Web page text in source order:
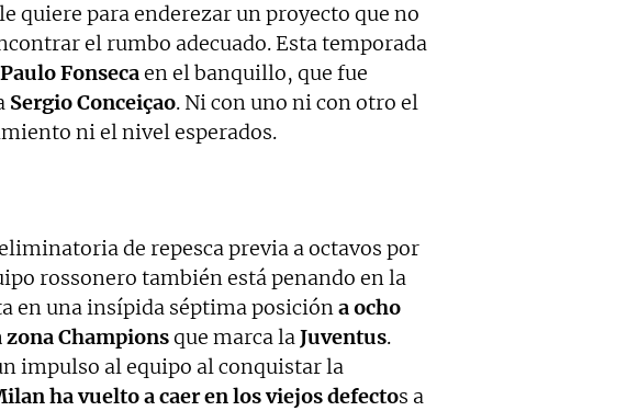
quiere para enderezar un proyecto que no
el rumbo adecuado. Esta temporada
Paulo Fonsecaen el banquillo, que fue
Sergio Conceiçao. Ni con uno ni con otro el
ni el nivel esperados.
de repesca previa a octavos por
rossonero también está penando en la
en una insípida séptima posicióna ocho
zona Championsque marca laJuventus.
impulso al equipo al conquistar la
ha vuelto a caer en los viejos defectos a